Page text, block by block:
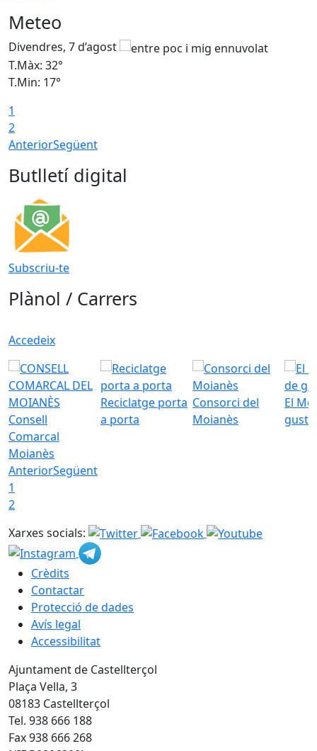
Meteo
Divendres, 7 d’agost
T.Màx: 32°
T.Min: 17°
1
2
AnteriorSegüent
Butlletí digital
Subscriu-te
Plànol / Carrers
Accedeix
Consell
Comarcal
Moianès
Reciclatge porta
a porta
Consorci del
Moianès
El
gust
AnteriorSegüent
1
2
Xarxes socials:
Crèdits
Contactar
Protecció de dades
Avís legal
Accessibilitat
Ajuntament de Castellterçol
Plaça Vella, 3
08183 Castellterçol
Tel. 938 666 188
Fax 938 666 268